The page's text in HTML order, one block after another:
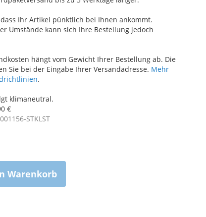
Ihr Artikel pünktlich bei Ihnen ankommt.
Umstände kann sich Ihre Bestellung jedoch
hängt vom Gewicht Ihrer Bestellung ab. Die
Sie bei der Eingabe Ihrer Versandadresse. Mehr
.
klimaneutral.
€
STKLST
Warenkorb